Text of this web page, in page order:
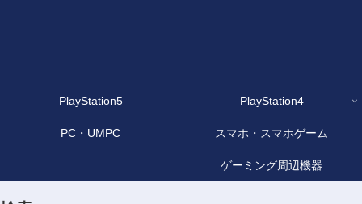
PlayStation5 PlayStation4
PC・UMPC スマホ・スマホゲーム
ゲーミング周辺機器